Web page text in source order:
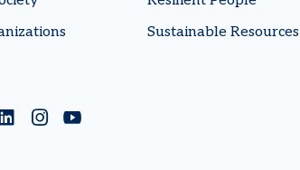
Sustainable Resources